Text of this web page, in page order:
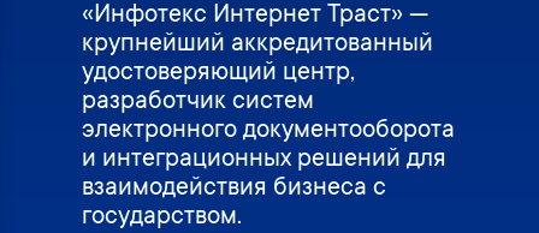
«Инфотекс Интернет Траст» —
крупнейший аккредитованный
удостоверяющий центр,
разработчик систем
электронного документооборота
и интеграционных решений для
взаимодействия бизнеса с
государством.